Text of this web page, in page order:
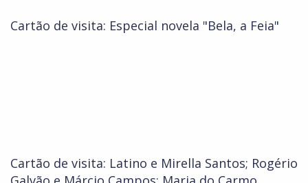
Cartão de visita: Especial novela "Bela, a Feia"
Cartão de visita: Latino e Mirella Santos; Rogério